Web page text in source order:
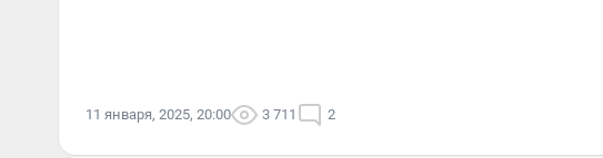
11 января, 2025, 20:00 3 711 2